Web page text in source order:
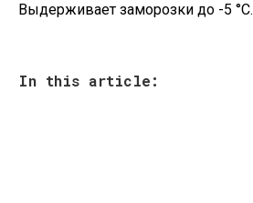
Выдерживает заморозки до -5 °С.
In this article: